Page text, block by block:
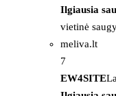
Ilgiausia
vietinė
meliva.lt
7
EW4SITE